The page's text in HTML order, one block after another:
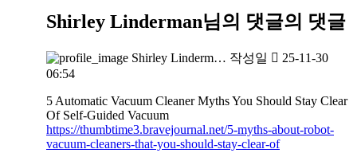
Shirley Linderman님의 댓글의 댓글
Shirley Linderm… 작성일
25-11-30
06:54
5 Automatic Vacuum Cleaner Myths You Should Stay Clear
Of Self-Guided Vacuum
https://thumbtime3.bravejournal.net/5-myths-about-robot-
vacuum-cleaners-that-you-should-stay-clear-of